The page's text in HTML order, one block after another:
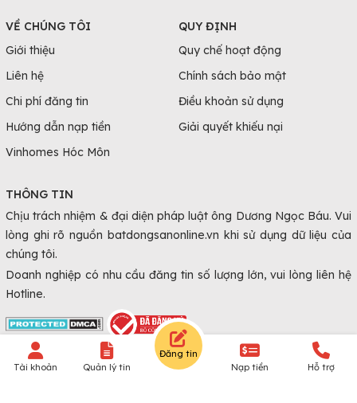
Bán đất Hà Tĩnh
Bán đất Hải Dương
Bán đất Hậu Giang
Bán đất Hòa Bình
Bán đất Hưng Yên
Bán đất Kon Tum
Bán đất Lạng Sơn
Bán đất Lào Cai
Bán đất Nam Định
Bán đất Nghệ An
Bán đất Ninh Bình
Bán đất Ninh Thuận
Bán đất Phú Thọ
VỀ CHÚNG TÔI
Giới thiệu
Liên hệ
Chi phí đăng tin
Hướng dẫn nạp tiền
Vinhomes Hóc Môn
QUY ĐỊNH
Quy chế hoạt động
Chính sách bảo mật
Điều khoản sử dụng
Giải quyết khiếu nại
THÔNG TIN
Chịu trách nhiệm & đại diện pháp luật ông Dương Ngọc Báu. Vui
lòng ghi rõ nguồn batdongsanonline.vn khi sử dụng dữ liệu của
chúng tôi.
Doanh nghiệp có nhu cầu đăng tin số lượng lớn, vui lòng liên hệ
Hotline.
© Copyright 2010 - 2026 Batdongsanonline.vn.
Tài khoản Quản lý tin
Đăng tin
Nạp tiền
Hỗ trợ